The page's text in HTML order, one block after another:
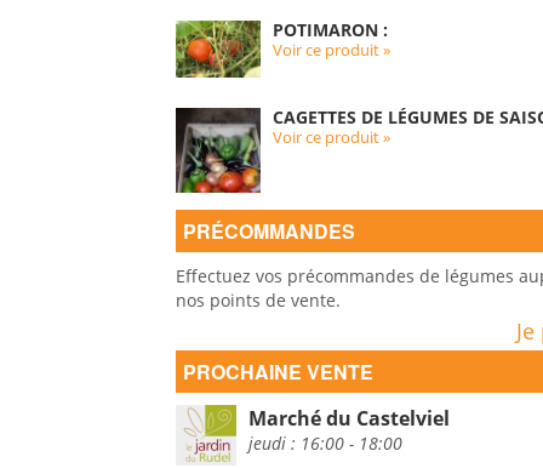
POTIMARON :
Voir ce produit »
CAGETTES DE LÉGUMES DE
Voir ce produit »
PRÉCOMMANDES
Effectuez vos précommandes de légumes
nos points de vente.
PROCHAINE VENTE
Marché du Castelviel
jeudi : 16:00 - 18:00